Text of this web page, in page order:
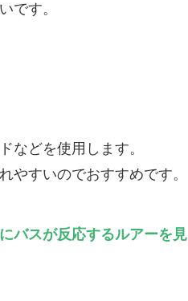
です。
などを使用します。
やすいのでおすすめです。
バスが反応するルアーを見